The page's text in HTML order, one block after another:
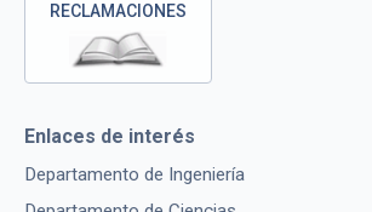
RECLAMACIONES
Enlaces de interés
Departamento de Ingeniería